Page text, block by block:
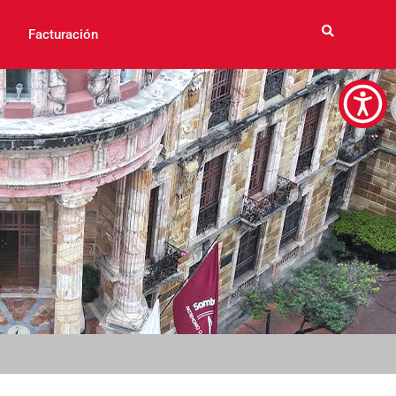
Facturación